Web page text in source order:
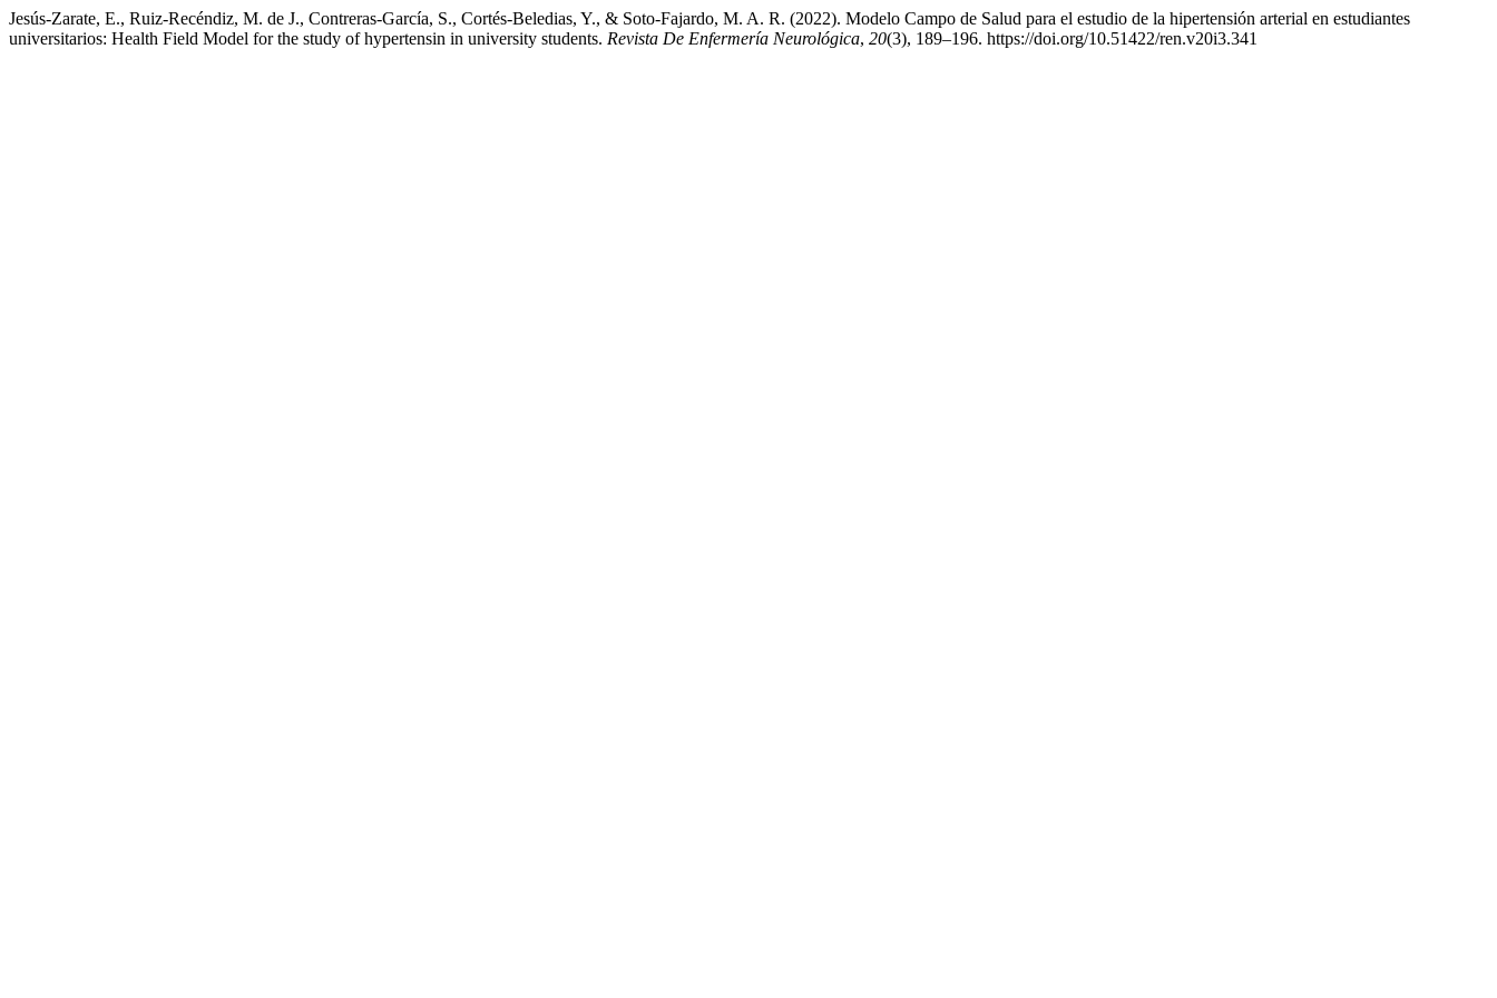
Jesús-Zarate, E., Ruiz-Recéndiz, M. de J., Contreras-García, S., Cortés-Beledias, Y., & Soto-Fajardo, M. A. R. (2022). Modelo Campo de Salud para el estudio de la hipertensión arterial en estudiantes
universitarios: Health Field Model for the study of hypertensin in university students. Revista De Enfermería Neurológica, 20(3), 189–196. https://doi.org/10.51422/ren.v20i3.341